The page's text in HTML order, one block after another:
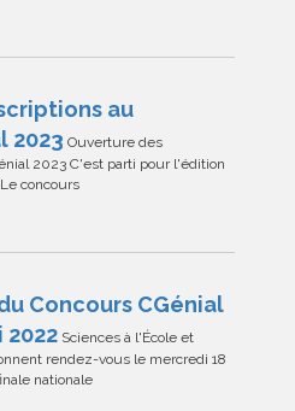
au
2023 Ouverture des
2023 C'est parti pour l'édition
concours
Concours CGénial
2022 Sciences à l'École et
rendez-vous le mercredi 18
nationale